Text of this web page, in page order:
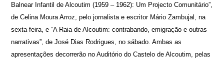
Balnear Infantil de Alcoutim (1959 – 1962): Um Projecto Comunitário”,
de Celina Moura Arroz, pelo jornalista e escritor Mário Zambujal, na
sexta-feira, e “A Raia de Alcoutim: contrabando, emigração e outras
narrativas”, de José Dias Rodrigues, no sábado. Ambas as
apresentações decorrerão no Auditório do Castelo de Alcoutim, pelas